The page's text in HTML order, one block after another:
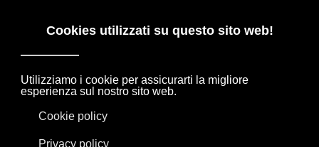
PREZZO OUTLET
FLEXFORM, MOOOI. BIANCHERIA, TAPPETI E
LIMONTA. ILLUMINAZIONE DAVIDE GROPPI
OLUCE.